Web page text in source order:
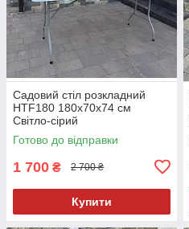
Садовий стіл розкладний
HTF180 180х70х74 см
Світло-сірий
Готово до відправки
1 700 ₴ 2 700 ₴
Купити